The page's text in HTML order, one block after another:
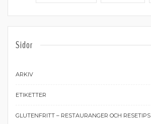
Sidor
ARKIV
ETIKETTER
GLUTENFRITT – RESTAURANGER OCH RESETIPS